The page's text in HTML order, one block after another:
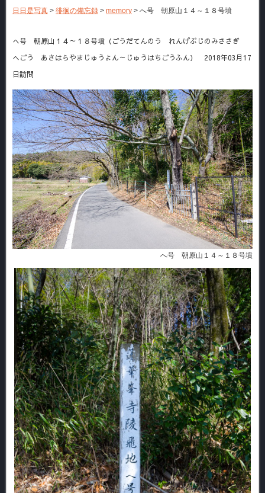
日日是写真 > 徘徊の備忘録 > memory > へ号 朝原山１４～１８号墳
へ号 朝原山１４～１８号墳（ごうだてんのう れんげぶじのみささぎ
へごう あさはらやまじゅうよん～じゅうはちごうふん） 2018年03月17
日訪問
へ号 朝原山１４～１８号墳